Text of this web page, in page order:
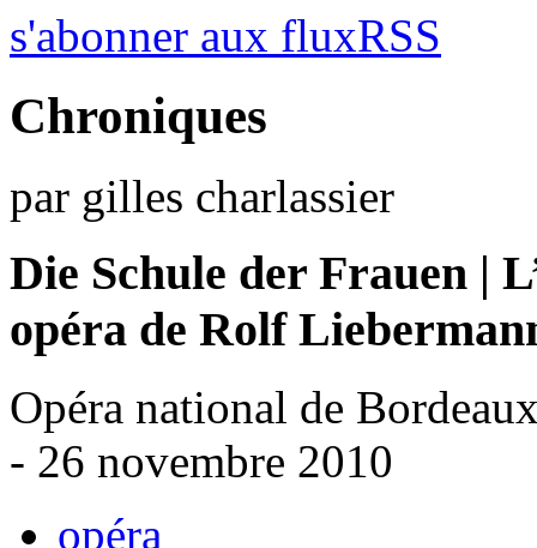
s'abonner aux fluxRSS
Chroniques
par gilles charlassier
Die Schule der Frauen |
opéra de Rolf
Opéra national de
- 26 novembre 2010
opéra